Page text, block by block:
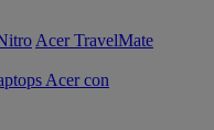
Acer TravelMate
Acer con